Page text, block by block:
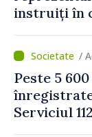
instruiți în
Mediu
două
domeniu
/
Peste 5
Serviciul